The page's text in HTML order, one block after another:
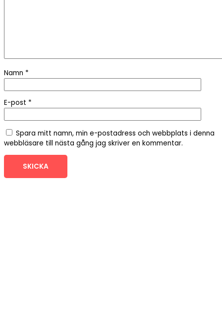
Namn *
E-post *
Spara mitt namn, min e-postadress och webbplats i denna
webbläsare till nästa gång jag skriver en kommentar.